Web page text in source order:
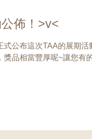
佈！>v<
式公布這次TAA的展期
品相當豐厚呢~讓您有